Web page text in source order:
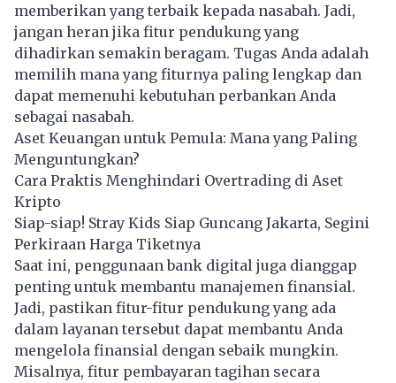
memberikan yang terbaik kepada nasabah. Jadi,
jangan heran jika fitur pendukung yang
dihadirkan semakin beragam. Tugas Anda adalah
memilih mana yang fiturnya paling lengkap dan
dapat memenuhi kebutuhan perbankan Anda
sebagai nasabah.
Aset Keuangan untuk Pemula: Mana yang Paling
Menguntungkan?
Cara Praktis Menghindari Overtrading di Aset
Kripto
Siap-siap! Stray Kids Siap Guncang Jakarta, Segini
Perkiraan Harga Tiketnya
Saat ini, penggunaan bank digital juga dianggap
penting untuk membantu manajemen finansial.
Jadi, pastikan fitur-fitur pendukung yang ada
dalam layanan tersebut dapat membantu Anda
mengelola finansial dengan sebaik mungkin.
Misalnya, fitur pembayaran tagihan secara